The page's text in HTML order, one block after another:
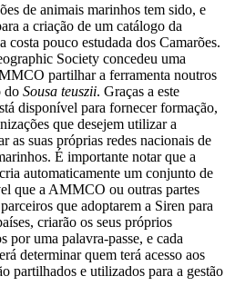
de animais marinhos tem sido, e
a criação de um catálogo da
costa pouco estudada dos Camarões.
Society concedeu uma
partilhar a ferramenta noutros
do Sousa teuszii. Graças a este
disponível para fornecer formação,
que desejem utilizar a
as suas próprias redes nacionais de
É importante notar que a
automaticamente um conjunto de
que a AMMCO ou outras partes
que adoptarem a Siren para
criarão os seus próprios
por uma palavra-passe, e cada
determinar quem terá acesso aos
partilhados e utilizados para a gestão